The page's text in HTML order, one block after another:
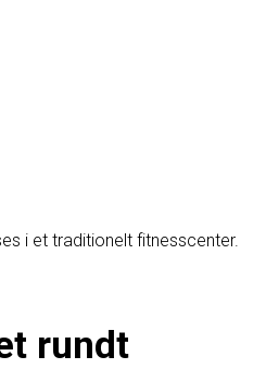
i et traditionelt fitnesscenter.
rundt